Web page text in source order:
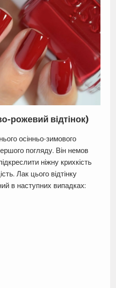
рожевий відтінок)
осінньо-зимового
погляду. Він немов
ніжну крихкість
Лак цього відтінку
в наступних випадках: